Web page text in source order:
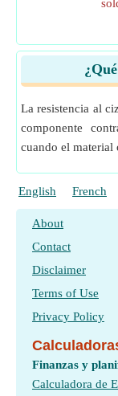
La resistencia al
componente
cuando el material
English French
About
Contact
Disclaimer
Terms of Use
Privacy Policy
Finanzas y
Calculadora de